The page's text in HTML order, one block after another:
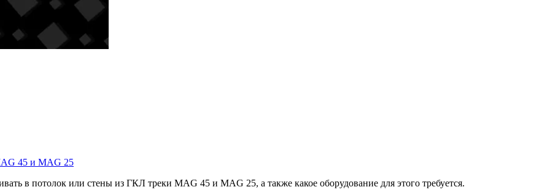
45 и MAG 25
в потолок или стены из ГКЛ треки MAG 45 и MAG 25, а также какое оборудование для этого требуется.